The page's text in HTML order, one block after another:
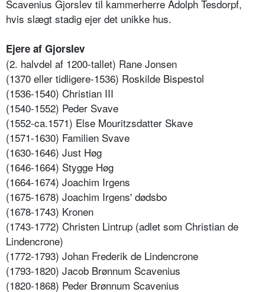
Scavenius Gjorslev til kammerherre Adolph Tesdorpf,
hvis slægt stadig ejer det unikke hus.
Ejere af Gjorslev
(2. halvdel af 1200-tallet) Rane Jonsen
(1370 eller tidligere-1536) Roskilde Bispestol
(1536-1540) Christian III
(1540-1552) Peder Svave
(1552-ca.1571) Else Mouritzsdatter Skave
(1571-1630) Familien Svave
(1630-1646) Just Høg
(1646-1664) Stygge Høg
(1664-1674) Joachim Irgens
(1675-1678) Joachim Irgens' dødsbo
(1678-1743) Kronen
(1743-1772) Christen Lintrup (adlet som Christian de
Lindencrone)
(1772-1793) Johan Frederik de Lindencrone
(1793-1820) Jacob Brønnum Scavenius
(1820-1868) Peder Brønnum Scavenius